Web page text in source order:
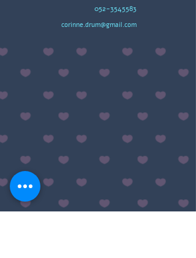
052-3545583
corinne.drum@gmail.com